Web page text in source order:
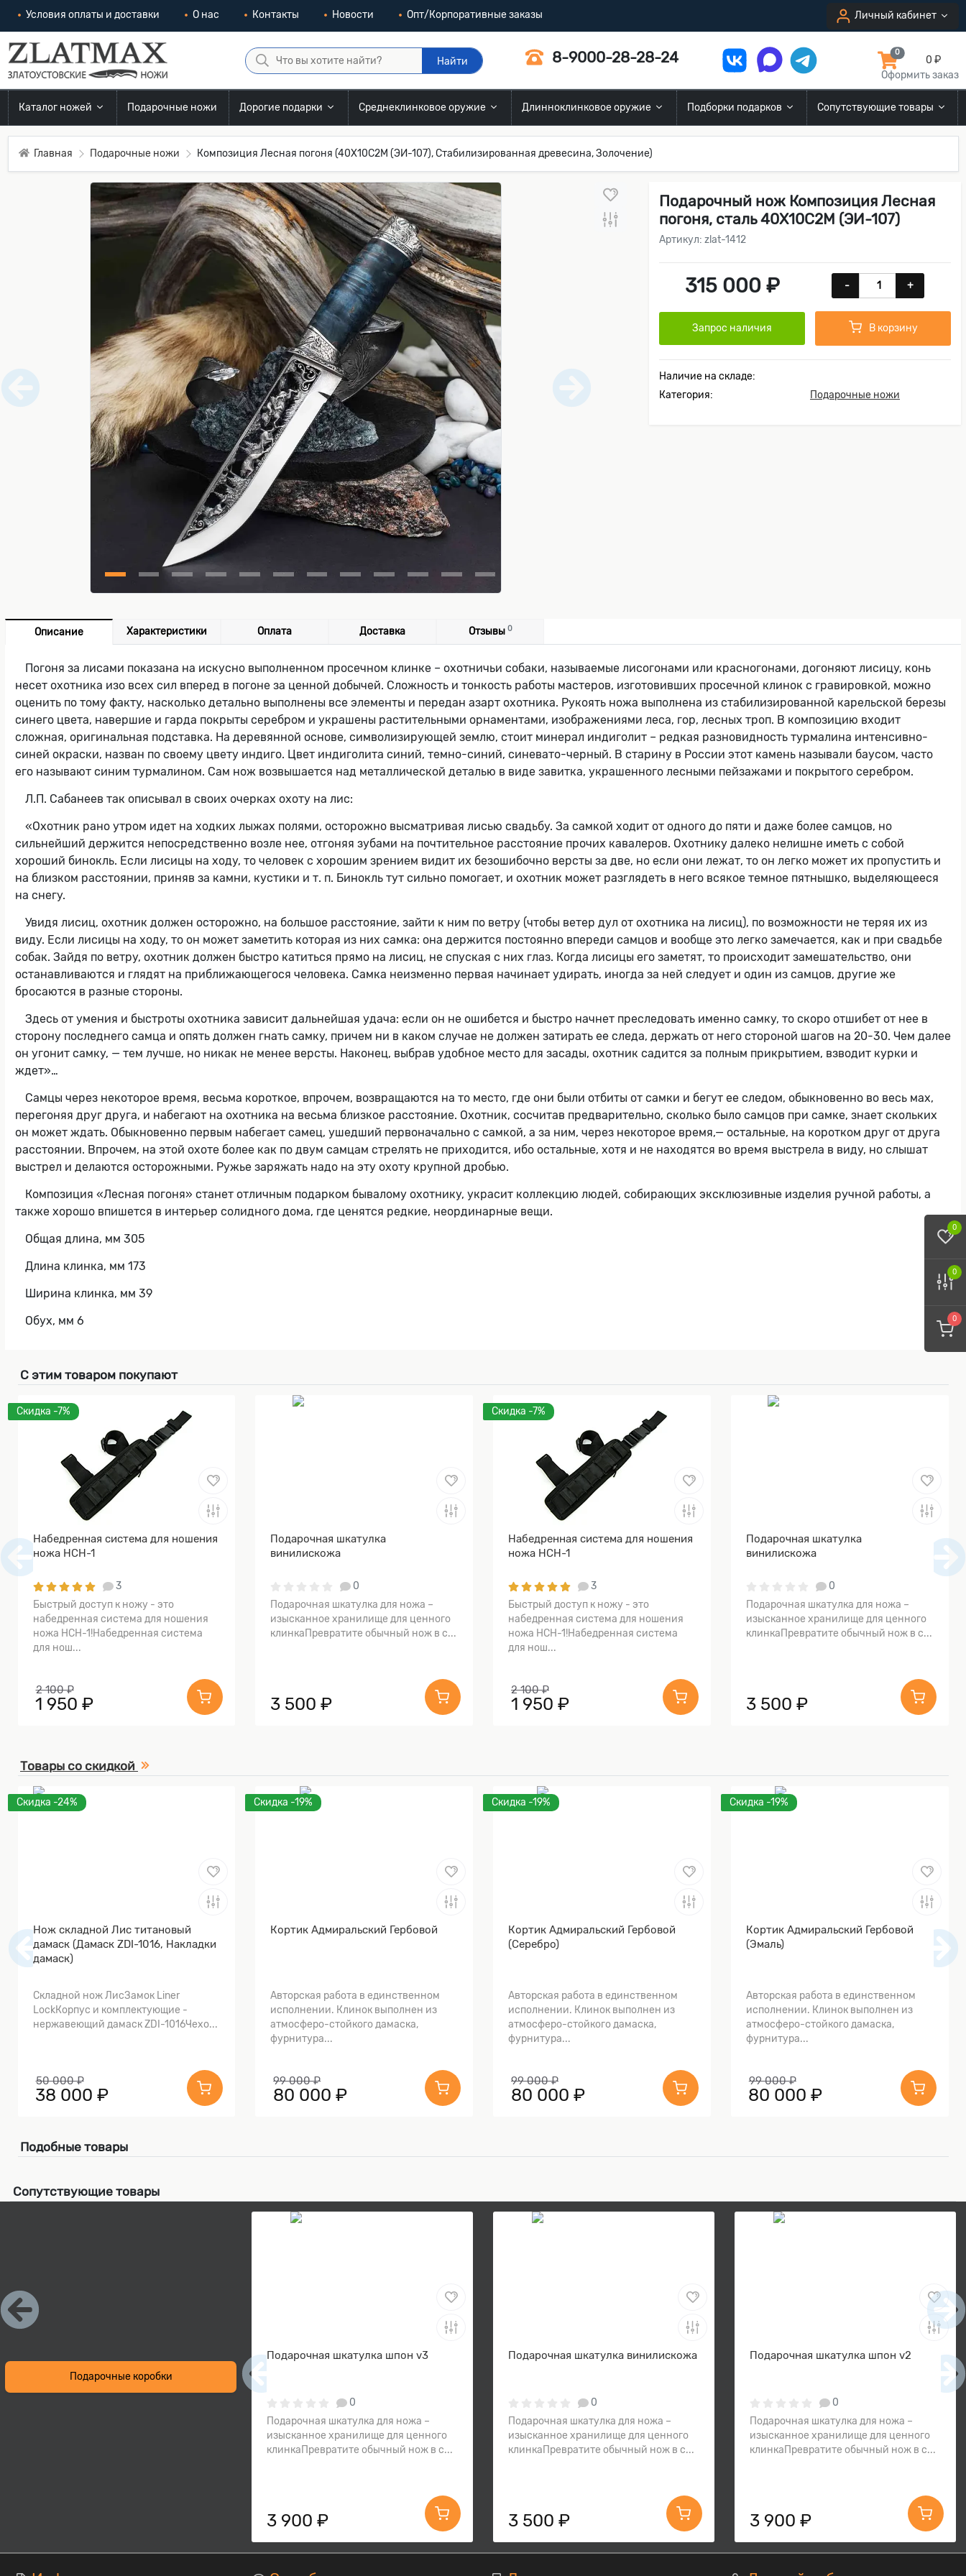
Условия оплаты и доставки О нас Контакты Новости Опт/Корпоративные заказы Личный кабинет
Найти 8-9000-28-28-24 0
0 ₽
Оформить заказ
Каталог ножей Подарочные ножи Дорогие подарки Среднеклинковое оружие Длинноклинковое оружие Подборки подарков Сопутствующие товары
0
0
0
Главная Подарочные ножи Композиция Лесная погоня (40Х10С2М (ЭИ-107), Стабилизированная древесина, Золочение)
Подарочный нож Композиция Лесная
погоня, сталь 40Х10С2М (ЭИ-107)
Артикул: zlat-1412
315 000 ₽ - +
Запрос наличия В корзину
Наличие на складе:
Категория:
Подарочные ножи
Описание Характеристики Оплата Доставка Отзывы 0
Погоня за лисами показана на искусно выполненном просечном клинке – охотничьи собаки, называемые лисогонами или красногонами, догоняют лисицу, конь
несет охотника изо всех сил вперед в погоне за ценной добычей. Сложность и тонкость работы мастеров, изготовивших просечной клинок с гравировкой, можно
оценить по тому факту, насколько детально выполнены все элементы и передан азарт охотника. Рукоять ножа выполнена из стабилизированной карельской березы
синего цвета, навершие и гарда покрыты серебром и украшены растительными орнаментами, изображениями леса, гор, лесных троп. В композицию входит
сложная, оригинальная подставка. На деревянной основе, символизирующей землю, стоит минерал индиголит – редкая разновидность турмалина интенсивно-
синей окраски, назван по своему цвету индиго. Цвет индиголита синий, темно-синий, синевато-черный. В старину в России этот камень называли баусом, часто
его называют синим турмалином. Сам нож возвышается над металлической деталью в виде завитка, украшенного лесными пейзажами и покрытого серебром.
Л.П. Сабанеев так описывал в своих очерках охоту на лис:
«Охотник рано утром идет на ходких лыжах полями, осторожно высматривая лисью свадьбу. За самкой ходит от одного до пяти и даже более самцов, но
сильнейший держится непосредственно возле нее, отгоняя зубами на почтительное расстояние прочих кавалеров. Охотнику далеко нелишне иметь с собой
хороший бинокль. Если лисицы на ходу, то человек с хорошим зрением видит их безошибочно версты за две, но если они лежат, то он легко может их пропустить и
на близком расстоянии, приняв за камни, кустики и т. п. Бинокль тут сильно помогает, и охотник может разглядеть в него всякое темное пятнышко, выделяющееся
на снегу.
Увидя лисиц, охотник должен осторожно, на большое расстояние, зайти к ним по ветру (чтобы ветер дул от охотника на лисиц), по возможности не теряя их из
виду. Если лисицы на ходу, то он может заметить которая из них самка: она держится постоянно впереди самцов и вообще это легко замечается, как и при свадьбе
собак. Зайдя по ветру, охотник должен быстро катиться прямо на лисиц, не спуская с них глаз. Когда лисицы его заметят, то происходит замешательство, они
останавливаются и глядят на приближающегося человека. Самка неизменно первая начинает удирать, иногда за ней следует и один из самцов, другие же
бросаются в разные стороны.
Здесь от умения и быстроты охотника зависит дальнейшая удача: если он не ошибется и быстро начнет преследовать именно самку, то скоро отшибет от нее в
сторону последнего самца и опять должен гнать самку, причем ни в каком случае не должен затирать ее следа, держать от него стороной шагов на 20-30. Чем далее
он угонит самку, — тем лучше, но никак не менее версты. Наконец, выбрав удобное место для засады, охотник садится за полным прикрытием, взводит курки и
ждет»…
Самцы через некоторое время, весьма короткое, впрочем, возвращаются на то место, где они были отбиты от самки и бегут ее следом, обыкновенно во весь мах,
перегоняя друг друга, и набегают на охотника на весьма близкое расстояние. Охотник, сосчитав предварительно, сколько было самцов при самке, знает скольких
он может ждать. Обыкновенно первым набегает самец, ушедший первоначально с самкой, а за ним, через некоторое время,— остальные, на коротком друг от друга
расстоянии. Впрочем, на этой охоте более как по двум самцам стрелять не приходится, ибо остальные, хотя и не находятся во время выстрела в виду, но слышат
выстрел и делаются осторожными. Ружье заряжать надо на эту охоту крупной дробью.
Композиция «Лесная погоня» станет отличным подарком бывалому охотнику, украсит коллекцию людей, собирающих эксклюзивные изделия ручной работы, а
также хорошо впишется в интерьер солидного дома, где ценятся редкие, неординарные вещи.
Общая длина, мм 305
Длина клинка, мм 173
Ширина клинка, мм 39
Обух, мм 6
С этим товаром покупают
Скидка -7%
Набедренная система для ношения
ножа НСН-1
3
Быстрый доступ к ножу - это
набедренная система для ношения
ножа НСН-1!Набедренная система
для нош...
2 100 ₽
1 950 ₽
Подарочная шкатулка
винилискожа
0
Подарочная шкатулка для ножа –
изысканное хранилище для ценного
клинкаПревратите обычный нож в с...
3 500 ₽
Скидка -7%
Набедренная система для ношения
ножа НСН-1
3
Быстрый доступ к ножу - это
набедренная система для ношения
ножа НСН-1!Набедренная система
для нош...
2 100 ₽
1 950 ₽
Подарочная шкатулка
винилискожа
0
Подарочная шкатулка для ножа –
изысканное хранилище для ценного
клинкаПревратите обычный нож в с...
3 500 ₽
Товары со скидкой
Скидка -24%
Нож складной Лис титановый
дамаск (Дамаск ZDI-1016, Накладки
дамаск)
Складной нож ЛисЗамок Liner
LockКорпус и комплектующие -
нержавеющий дамаск ZDI-1016Чехо...
50 000 ₽
38 000 ₽
Скидка -19%
Кортик Адмиральский Гербовой
Авторская работа в единственном
исполнении. Клинок выполнен из
атмосферо-стойкого дамаска,
фурнитура...
99 000 ₽
80 000 ₽
Скидка -19%
Кортик Адмиральский Гербовой
(Серебро)
Авторская работа в единственном
исполнении. Клинок выполнен из
атмосферо-стойкого дамаска,
фурнитура...
99 000 ₽
80 000 ₽
Скидка -19%
Кортик Адмиральский Гербовой
(Эмаль)
Авторская работа в единственном
исполнении. Клинок выполнен из
атмосферо-стойкого дамаска,
фурнитура...
99 000 ₽
80 000 ₽
Подобные товары
Сопутствующие товары
Подарочные коробки
Подарочная шкатулка шпон v3
0
Подарочная шкатулка для ножа –
изысканное хранилище для ценного
клинкаПревратите обычный нож в с...
3 900 ₽
Подарочная шкатулка винилискожа
0
Подарочная шкатулка для ножа –
изысканное хранилище для ценного
клинкаПревратите обычный нож в с...
3 500 ₽
Подарочная шкатулка шпон v2
0
Подарочная шкатулка для ножа –
изысканное хранилище для ценного
клинкаПревратите обычный нож в с...
3 900 ₽